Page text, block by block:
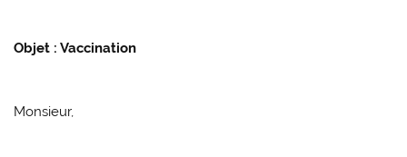
Objet : Vaccination
Monsieur,